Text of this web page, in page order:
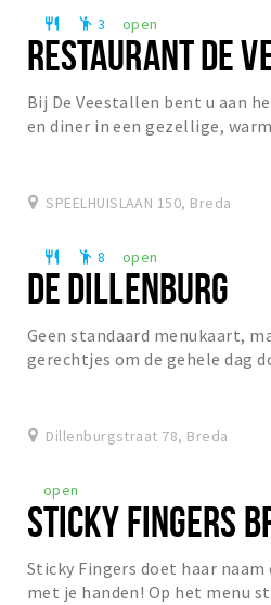
restaurant emoji_people 3 open
RESTAURANT DE
Bij De Veestallen bent u aan
en diner in een gezellige,
SPEELHUISLAAN 150, Breda
restaurant emoji_people 8 open
DE DILLENBURG
Geen standaard menukaart,
gerechtjes om de gehele dag
Dillenburgstraat 78, Breda
open
STICKY FINGERS
Sticky Fingers doet haar
met je handen! Op het menu